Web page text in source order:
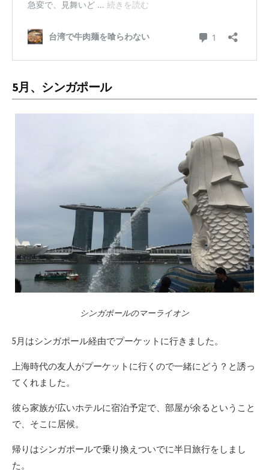
5月、シンガポール
シンガポールのマーライオン
5月はシンガポール経由でプーケットに行きました。
上海時代の友人がプーケットに行くので一緒にどう？と誘っ
てくれました。
彼ら家族が広いホテルに宿泊予定で、部屋が余るということ
で、そこに居候。
帰りはシンガポールで乗り換えついでに半日旅行をしまし
た。